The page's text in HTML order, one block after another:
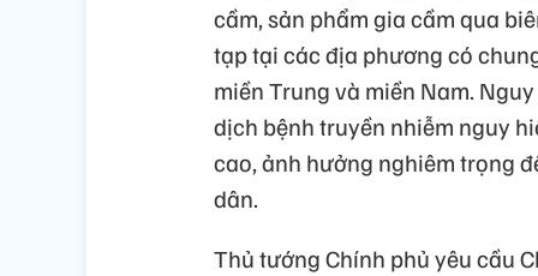
cầm, sản phẩm gia cầm qua
tạp tại các địa phương có
miền Trung và miền Nam.
dịch bệnh truyền nhiễm nguy
cao, ảnh hưởng nghiêm trọng
dân.
Thủ tướng Chính phủ yêu cầu